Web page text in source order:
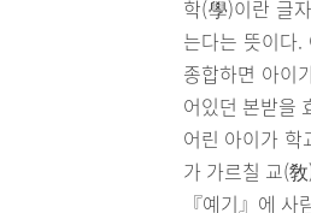
학(學)이란 글
는다는 뜻이다
종합하면 아이
어있던 본받을
어린 아이가
가 가르칠 교(
『예기』에